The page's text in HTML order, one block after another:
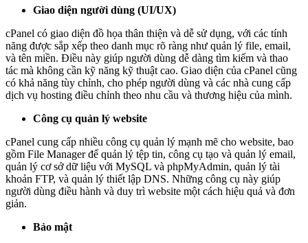
Giao diện người dùng (UI/UX)
cPanel có giao diện đồ họa thân thiện và dễ sử dụng, với các tính
năng được sắp xếp theo danh mục rõ ràng như quản lý file, email,
và tên miền. Điều này giúp người dùng dễ dàng tìm kiếm và thao
tác mà không cần kỹ năng kỹ thuật cao. Giao diện của cPanel cũng
có khả năng tùy chỉnh, cho phép người dùng và các nhà cung cấp
dịch vụ hosting điều chỉnh theo nhu cầu và thương hiệu của mình.
Công cụ quản lý website
cPanel cung cấp nhiều công cụ quản lý mạnh mẽ cho website, bao
gồm File Manager để quản lý tệp tin, công cụ tạo và quản lý email,
quản lý cơ sở dữ liệu với MySQL và phpMyAdmin, quản lý tài
khoản FTP, và quản lý thiết lập DNS. Những công cụ này giúp
người dùng điều hành và duy trì website một cách hiệu quả và đơn
giản.
Bảo mật